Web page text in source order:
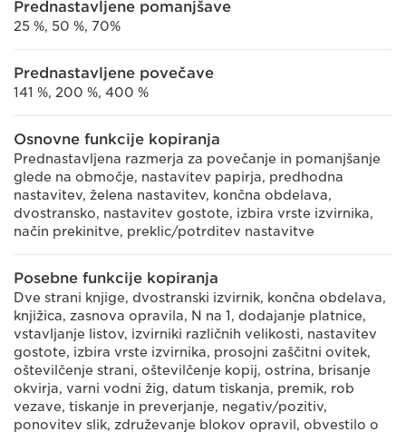
Prednastavljene pomanjšave
25 %, 50 %, 70%
Prednastavljene povečave
141 %, 200 %, 400 %
Osnovne funkcije kopiranja
Prednastavljena razmerja za povečanje in pomanjšanje
glede na območje, nastavitev papirja, predhodna
nastavitev, želena nastavitev, končna obdelava,
dvostransko, nastavitev gostote, izbira vrste izvirnika,
način prekinitve, preklic/potrditev nastavitve
Posebne funkcije kopiranja
Dve strani knjige, dvostranski izvirnik, končna obdelava,
knjižica, zasnova opravila, N na 1, dodajanje platnice,
vstavljanje listov, izvirniki različnih velikosti, nastavitev
gostote, izbira vrste izvirnika, prosojni zaščitni ovitek,
oštevilčenje strani, oštevilčenje kopij, ostrina, brisanje
okvirja, varni vodni žig, datum tiskanja, premik, rob
vezave, tiskanje in preverjanje, negativ/pozitiv,
ponovitev slik, združevanje blokov opravil, obvestilo o